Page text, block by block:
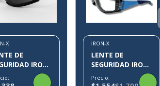
X
DE
IRON-
IRON-X
LENTE DE
SEGURIDAD IRON-
X IX10
Precio: